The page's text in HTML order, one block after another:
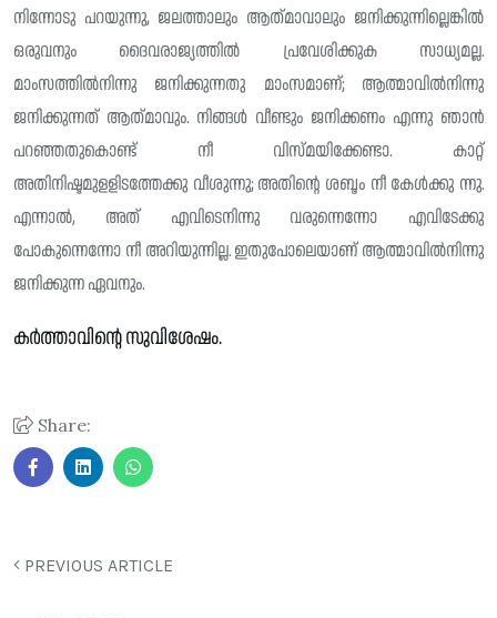
നിന്നോടു പറയുന്നു, ജലത്താലും ആത്‌മാവാലും ജനിക്കുന്നില്ലെങ്കിൽ
ഒരുവനും ദൈവരാജ്യത്തിൽ പ്രവേശിക്കുക സാധ്യമല്ല.
മാംസത്തിൽനിന്നു ജനിക്കുന്നതു മാംസമാണ്; ആത്മാവിൽനിന്നു
ജനിക്കുന്നത് ആത്‌മാവും. നിങ്ങൾ വീണ്ടും ജനിക്കണം എന്നു ഞാൻ
പറഞ്ഞതുകൊണ്ട് നീ വിസ്‌മയിക്കേണ്ടാ. കാറ്റ്
അതിനിഷ്ടമുളളിടത്തേക്കു വീശുന്നു; അതിന്റെ ശബ്ദം നീ കേൾക്കു ന്നു.
എന്നാൽ, അത് എവിടെനിന്നു വരുന്നെന്നോ എവിടേക്കു
പോകുന്നെന്നോ നീ അറിയുന്നില്ല. ഇതുപോലെയാണ് ആത്മാവിൽനിന്നു
ജനിക്കുന്ന ഏവനും.
കർത്താവിന്റെ സുവിശേഷം.
Share:
PREVIOUS ARTICLE